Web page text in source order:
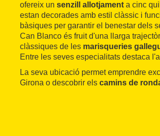
ofereix un senzill allotjament a cinc
estan decorades amb estil clàssic i
bàsiques per garantir el benestar dels
Can Blanco és fruit d'una llarga
clàssiques de les marisqueries
Entre les seves especialitats destaca
La seva ubicació permet emprendre
Girona o descobrir els camins de